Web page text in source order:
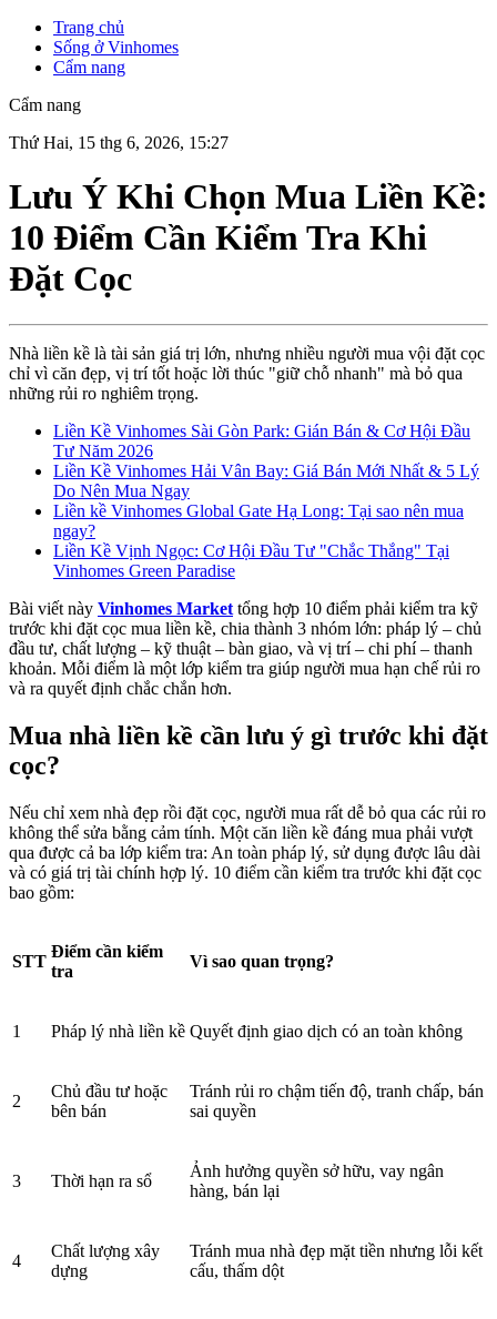
Trang chủ
Sống ở Vinhomes
Cẩm nang
Cẩm nang
Thứ Hai, 15 thg 6, 2026, 15:27
Lưu Ý Khi Chọn Mua Liền Kề:
10 Điểm Cần Kiểm Tra Khi
Đặt Cọc
Nhà liền kề là tài sản giá trị lớn, nhưng nhiều người mua vội đặt cọc
chỉ vì căn đẹp, vị trí tốt hoặc lời thúc "giữ chỗ nhanh" mà bỏ qua
những rủi ro nghiêm trọng.
Liền Kề Vinhomes Sài Gòn Park: Gián Bán & Cơ Hội Đầu
Tư Năm 2026
Liền Kề Vinhomes Hải Vân Bay: Giá Bán Mới Nhất & 5 Lý
Do Nên Mua Ngay
Liền kề Vinhomes Global Gate Hạ Long: Tại sao nên mua
ngay?
Liền Kề Vịnh Ngọc: Cơ Hội Đầu Tư "Chắc Thắng" Tại
Vinhomes Green Paradise
Bài viết này Vinhomes Market tổng hợp 10 điểm phải kiểm tra kỹ
trước khi đặt cọc mua liền kề, chia thành 3 nhóm lớn: pháp lý – chủ
đầu tư, chất lượng – kỹ thuật – bàn giao, và vị trí – chi phí – thanh
khoản. Mỗi điểm là một lớp kiểm tra giúp người mua hạn chế rủi ro
và ra quyết định chắc chắn hơn.
Mua nhà liền kề cần lưu ý gì trước khi đặt
cọc?
Nếu chỉ xem nhà đẹp rồi đặt cọc, người mua rất dễ bỏ qua các rủi ro
không thể sửa bằng cảm tính. Một căn liền kề đáng mua phải vượt
qua được cả ba lớp kiểm tra: An toàn pháp lý, sử dụng được lâu dài
và có giá trị tài chính hợp lý. 10 điểm cần kiểm tra trước khi đặt cọc
bao gồm:
STT
Điểm cần kiểm
tra
Vì sao quan trọng?
1 Pháp lý nhà liền kề Quyết định giao dịch có an toàn không
2
Chủ đầu tư hoặc
bên bán
Tránh rủi ro chậm tiến độ, tranh chấp, bán
sai quyền
3 Thời hạn ra sổ
Ảnh hưởng quyền sở hữu, vay ngân
hàng, bán lại
4
Chất lượng xây
dựng
Tránh mua nhà đẹp mặt tiền nhưng lỗi kết
cấu, thấm dột